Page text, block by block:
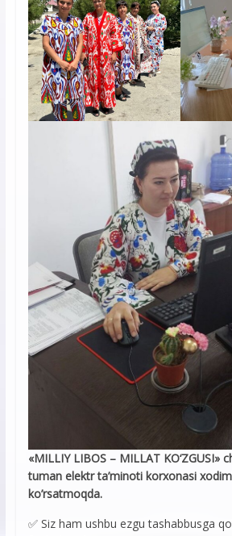
«MILLIY LIBOS – MILLAT KO‘ZGUSI»
tuman elektr ta’minoti korxonasi
ko’rsatmoqda.
✅ Siz ham ushbu ezgu tashabbusga